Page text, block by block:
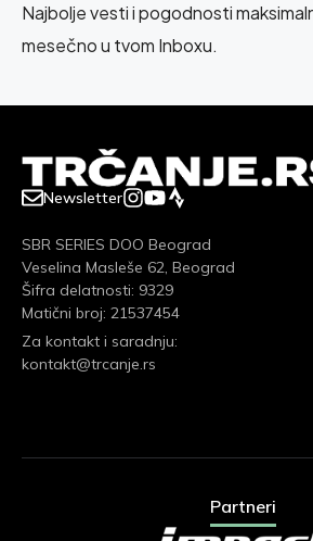
Najbolje vesti i pogodnosti
mesečno u tvom Inboxu.
Newsletter
SBR SERIES DOO Beograd
Veselina Masleše 62, Beograd
Šifra delatnosti: 9329
Matični broj: 21537454
Za kontakt i saradnju:
kontakt@trcanje.rs
Partneri